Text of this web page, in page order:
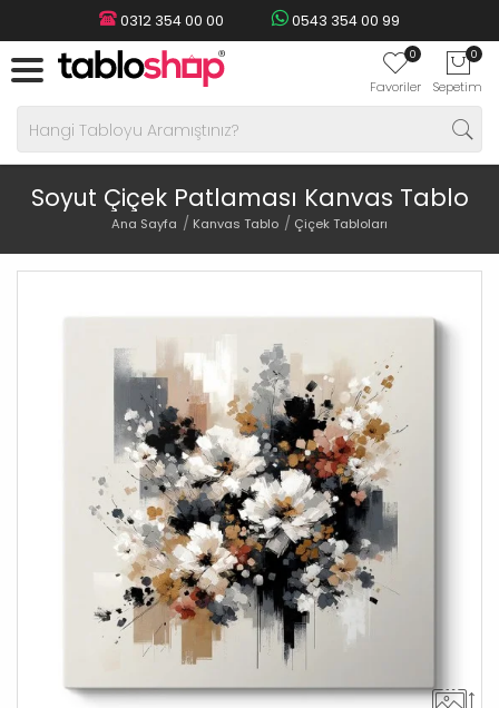
0312 354 00 00 0543 354 00 99
0
Favoriler
0
Sepetim
Soyut Çiçek Patlaması Kanvas Tablo
Ana Sayfa Kanvas Tablo Çiçek Tabloları